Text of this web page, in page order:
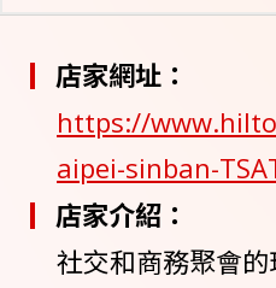
店家網址：
https://
aipei-sinban-
店家介紹：
社交和商務聚會